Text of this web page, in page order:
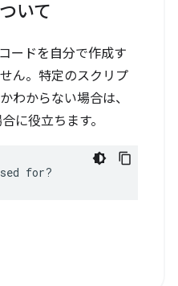
いて
ードを自分で作成す
ん。特定のスクリプ
わからない場合は、
に役立ちます。
for?